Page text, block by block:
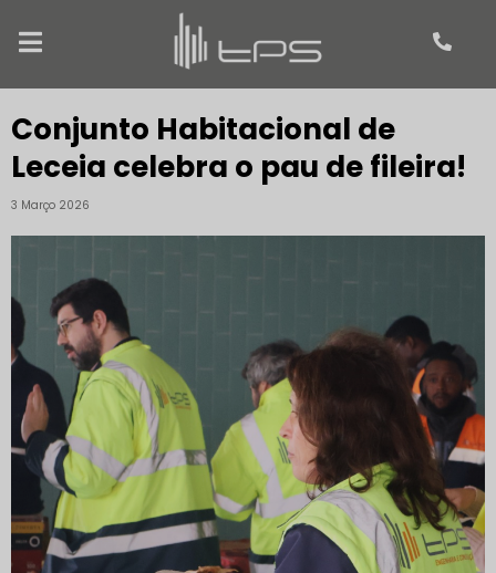
Conjunto Habitacional de
Leceia celebra o pau de fileira!
3 Março 2026